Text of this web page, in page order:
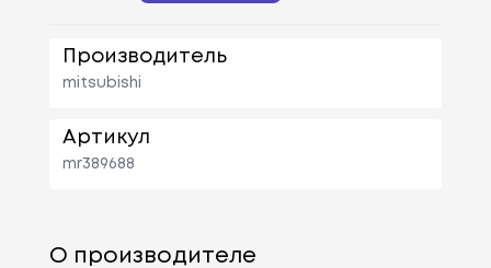
Производитель
mitsubishi
Артикул
mr389688
О производителе